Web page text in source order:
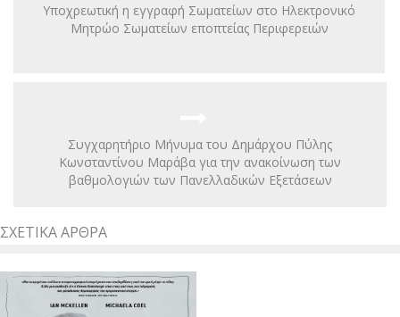
Υποχρεωτική η εγγραφή Σωματείων στο Ηλεκτρονικό
Μητρώο Σωματείων εποπτείας Περιφερειών
Συγχαρητήριο Μήνυμα του Δημάρχου Πύλης
Κωνσταντίνου Μαράβα για την ανακοίνωση των
βαθμολογιών των Πανελλαδικών Εξετάσεων
ΣΧΕΤΙΚΆ ΆΡΘΡΑ